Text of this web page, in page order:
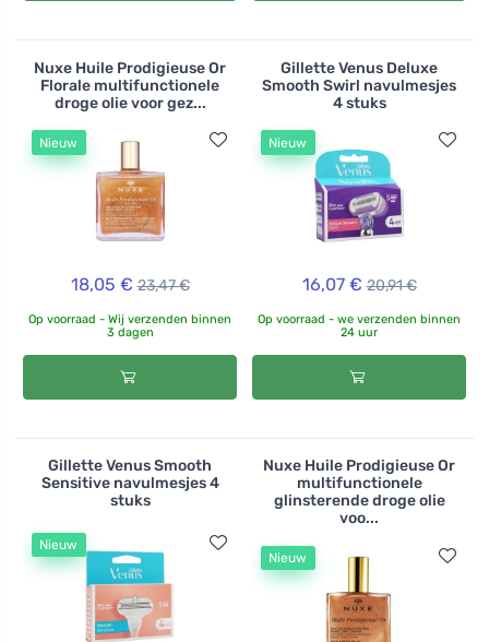
Nuxe Huile Prodigieuse Or
Florale multifunctionele
droge olie voor gez...
Nieuw
18,05 € 23,47 €
Op voorraad - Wij verzenden binnen
3 dagen
Gillette Venus Deluxe
Smooth Swirl navulmesjes
4 stuks
Nieuw
16,07 € 20,91 €
Op voorraad - we verzenden binnen
24 uur
Gillette Venus Smooth
Sensitive navulmesjes 4
stuks
Nieuw
Nuxe Huile Prodigieuse Or
multifunctionele
glinsterende droge olie
voo...
Nieuw